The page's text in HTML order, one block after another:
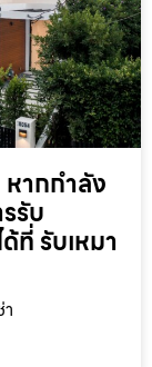
ากกำลัง
รับ
ที่ รับเหมา